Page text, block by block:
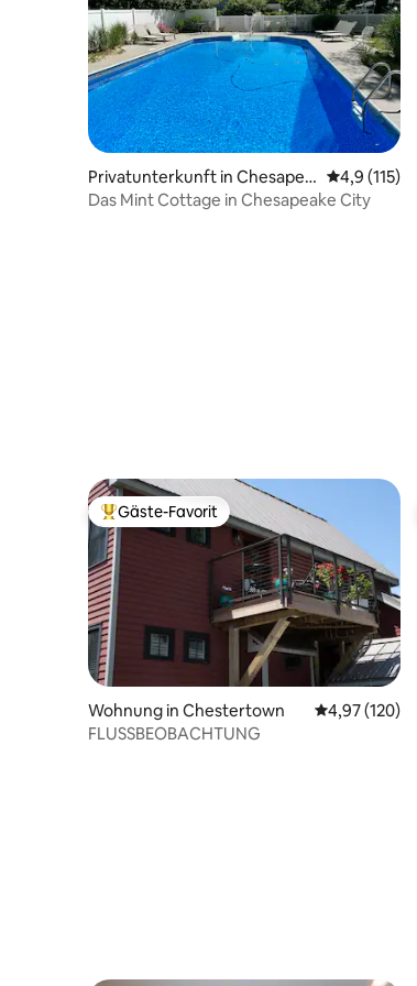
Privatunterkunft in Chesapea
ke City
4,9 (115)
Das Mint Cottage in Chesapeake City
Beliebter Gäste-Favorit.
Gäste-Favorit
Wohnung in Chestertown
4,97 (120)
FLUSSBEOBACHTUNG